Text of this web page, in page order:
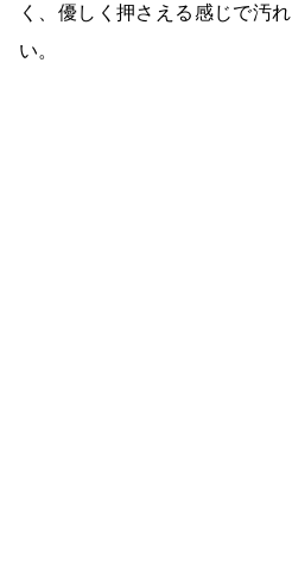
く、優しく押さえる感じで汚
い。